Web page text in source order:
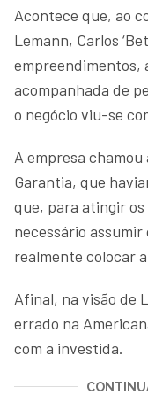
Acontece que, ao
Lemann, Carlos
empreendimentos,
acompanhada de
o negócio viu-se
A empresa
Garantia, que
que, para atingir
necessário
realmente colocar
Afinal, na visão de
errado na
com a investida.